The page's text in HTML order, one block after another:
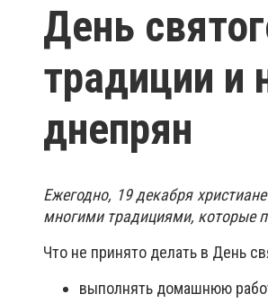
День
традиции и
днепрян
Ежегодно, 19 декабря
многими традициями, которые
Что не принято делать в День
выполнять домашнюю